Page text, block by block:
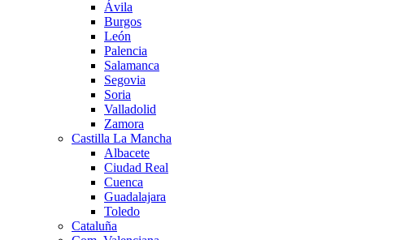
Ávila
Burgos
León
Palencia
Salamanca
Segovia
Soria
Valladolid
Zamora
Castilla La Mancha
Albacete
Ciudad Real
Cuenca
Guadalajara
Toledo
Cataluña